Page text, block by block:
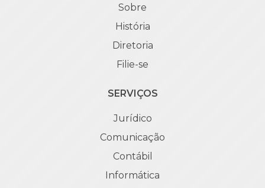
Sobre
História
Diretoria
Filie-se
SERVIÇOS
Jurídico
Comunicação
Contábil
Informática